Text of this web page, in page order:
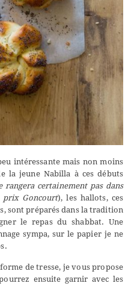
intéressante mais non moins
la jeune Nabilla à ces débuts
rangera certainement pas dans
prix Goncourt), les hallots, ces
sont préparés dans la tradition
le repas du shabbat. Une
sympa, sur le papier je ne
de tresse, je vous propose
ensuite garnir avec les